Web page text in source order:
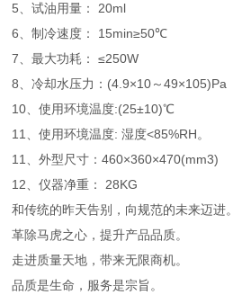
5、试油用量： 20ml
6、制冷速度： 15min≥50℃
7、最大功耗： ≤250W
8、冷却水压力：(4.9×10～49×105)Pa
10、使用环境温度:(25±10)℃
11、使用环境温度: 湿度<85%RH。
11、外型尺寸：460×360×470(mm3)
12、仪器净重： 28KG
和传统的昨天告别，向规范的未来迈进。
革除马虎之心，提升产品品质。
走进质量天地，带来无限商机。
品质是生命，服务是宗旨。